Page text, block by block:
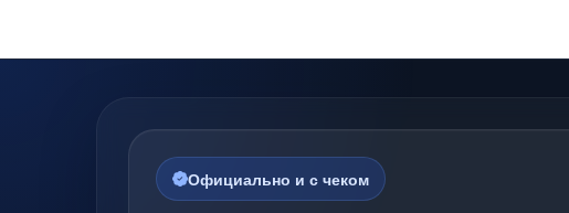
Официально и с чеком